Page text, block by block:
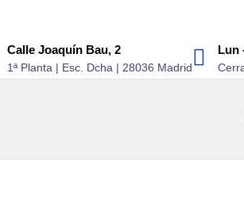
Calle Joaquín Bau, 2
1ª Planta | Esc. Dcha | 28036 Madrid
Lun